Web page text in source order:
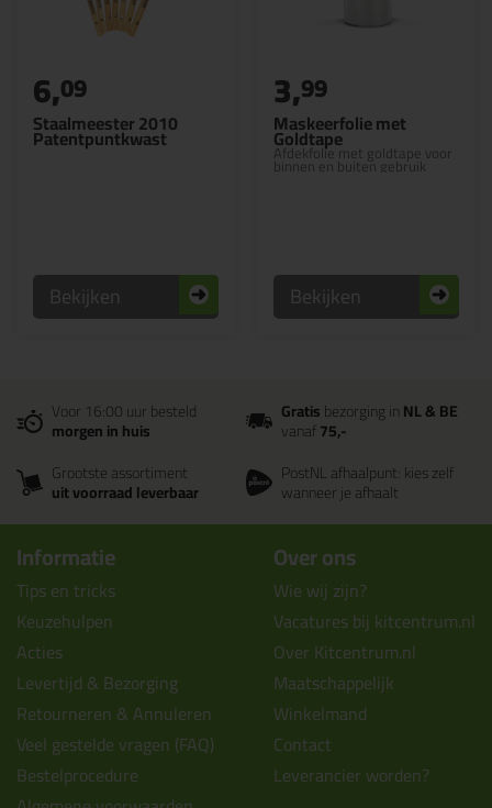
Staalmeester 2010
Patentpuntkwast
6,09
Bekijken
Maskeerfolie met
Goldtape
Afdekfolie met goldtape voor
binnen en buiten gebruik
3,99
Bekijken
Voor 16:00 uur besteld
morgen in huis
Gratisbezorging inNL & BE
vanaf75,-
Grootste assortiment
uit voorraad leverbaar
PostNL afhaalpunt: kies zelf
wanneer je afhaalt
Informatie
Tips en tricks
Keuzehulpen
Acties
Levertijd & Bezorging
Retourneren & Annuleren
Veel gestelde vragen (FAQ)
Bestelprocedure
Over ons
Wie wij zijn?
Vacatures bij kitcentrum.nl
Over Kitcentrum.nl
Maatschappelijk
Winkelmand
Contact
Leverancier worden?